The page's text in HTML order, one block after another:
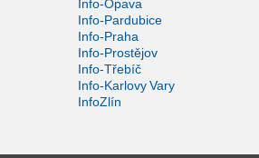
Info-Opava
Info-Pardubice
Info-Praha
Info-Prostějov
Info-Třebíč
Info-Karlovy Vary
InfoZlín